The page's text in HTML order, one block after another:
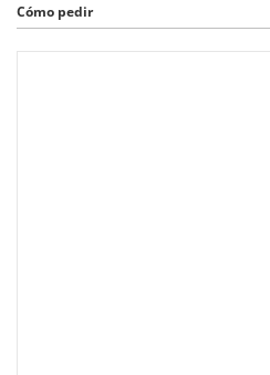
Cómo pedir